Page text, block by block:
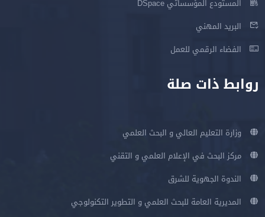
المستودع المؤسساتي DSpace
البريد المهني
الفضاء الرقمي للعمل
روابط ذات صلة
وزارة التعليم العالي و البحث العلمي
مركز البحث في الإعلام العلمي و التقني
الندوة الجهوية للشرق
المديرية العامة للبحث العلمي و التطوير التكنولوجي